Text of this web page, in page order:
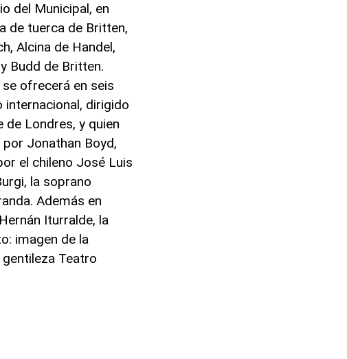
del Municipal, en
de tuerca de Britten,
Alcina de Handel,
Budd de Britten.
ofrecerá en seis
internacional, dirigido
Londres, y quien
Jonathan Boyd,
el chileno José Luis
la soprano
Además en
Iturralde, la
imagen de la
Teatro